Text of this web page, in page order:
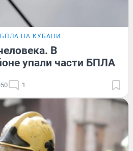
НА КУБАНИ
В
упали части БПЛА
1